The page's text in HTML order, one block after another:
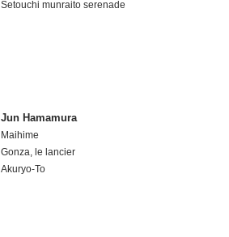
Setouchi munraito serenade
Jun Hamamura
Maihime
Gonza, le lancier
Akuryo-To